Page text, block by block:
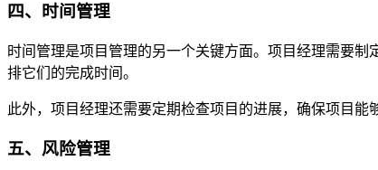
四、时间管理
时间管理是项目管理的另一个关键方面。项目经理需要
排它们的完成时间。
此外，项目经理还需要定期检查项目的进展，确保项目
五、风险管理